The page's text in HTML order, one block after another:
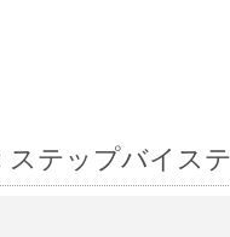
テップバイス